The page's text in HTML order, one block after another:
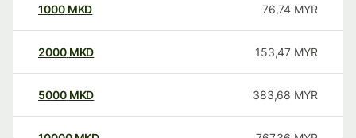
1000 MKD 76,74 MYR
2000 MKD 153,47 MYR
5000 MKD 383,68 MYR